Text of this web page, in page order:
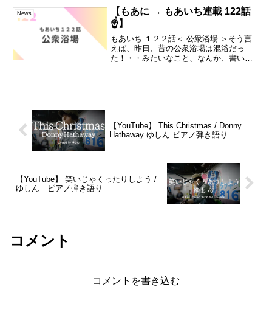
News
【もあに → もあいち連載 122話
☝️】
もあいち １２２話＜ 公衆浴場 ＞そう言
えば、昨日、昔の公衆浴場は混浴だっ
た！・・みたいなこと、なんか、書いて
【YouTube】 This Christmas / Donny
Hathaway ゆしん ピアノ弾き語り
【YouTube】 笑いじゃくったりしよう /
ゆしん ピアノ弾き語り
コメント
コメントを書き込む